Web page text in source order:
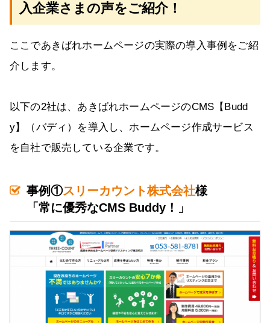
入企業さまの声をご紹介！
ここであきばれホームページの実際の導入事例をご紹
介します。
以下の2社は、あきばれホームページのCMS【Budd
y】（バディ）を導入し、ホームページ作成サービス
を自社で販売している企業です。
事例①スリーカウント株式会社様
「常に優秀なCMS Buddy！」